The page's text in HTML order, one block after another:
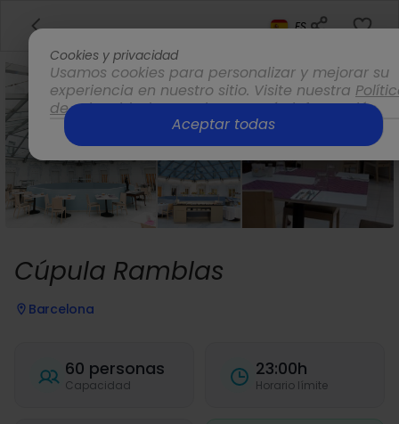
ES
Cúpula Ramblas
Barcelona
60 personas
Capacidad
23:00h
Horario límite
Cookies y privacidad
Usamos cookies para personalizar y mejorar su
experiencia en nuestro sitio. Visite nuestra
de privacidadpara obtener más información.
Opciones
Aceptar todas